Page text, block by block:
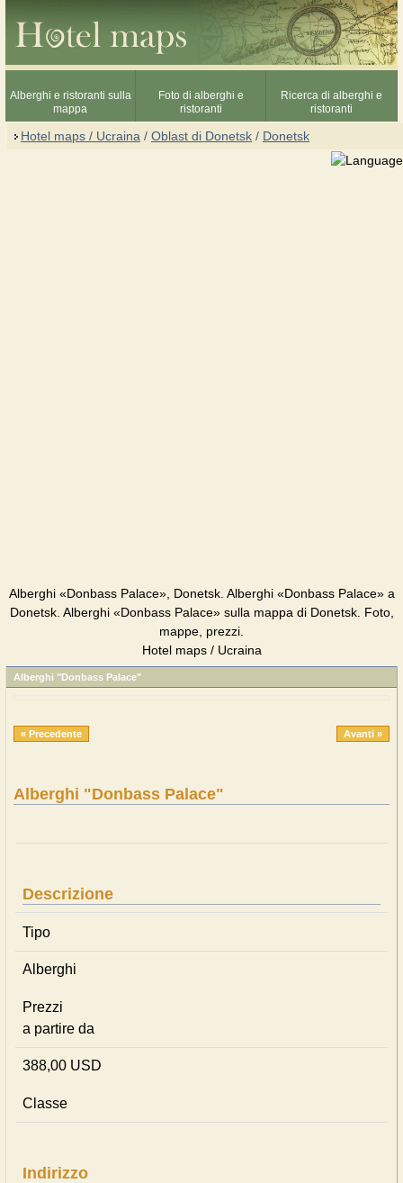
Alberghi e ristoranti sulla
mappa
Foto di alberghi e
ristoranti
Ricerca di alberghi e
ristoranti
Hotel maps / Ucraina / Oblast di Donetsk / Donetsk
Alberghi «Donbass Palace», Donetsk. Alberghi «Donbass Palace» a
Donetsk. Alberghi «Donbass Palace» sulla mappa di Donetsk. Foto,
mappe, prezzi.
Hotel maps / Ucraina
Alberghi "Donbass Palace"
« Precedente Avanti »
Alberghi "Donbass Palace"
Descrizione
Tipo
Alberghi
Prezzi
a partire da
388,00 USD
Classe
Indirizzo